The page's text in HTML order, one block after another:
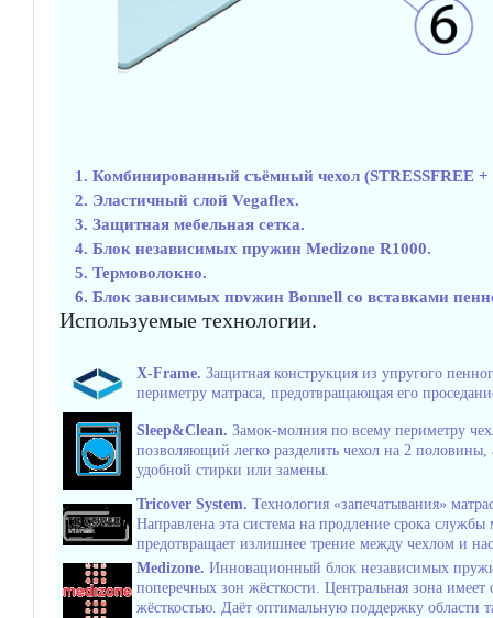
Комбинированный съёмный чехол (STRESSFREE +
Эластичный слой Vegaflex.
Защитная мебельная сетка.
Блок независимых пружин Medizone R1000.
Термоволокно.
Блок зависимых пружин Bonnell со вставками
Smartflex.
Используемые технологии.
X-Frame. Защитная конструкция из упругого
периметру матраса, предотвращающая его
Sleep&Clean. Замок-молния по всему периметру
позволяющий легко разделить чехол на 2 половины,
удобной стирки или замены.
Tricover System. Технология «запечатывания»
Направлена эта система на продление срока службы
предотвращает излишнее трение между чехлом и
Medizone. Инновационный блок независимых
поперечных зон жёсткости. Центральная зона
жёсткостью. Даёт оптимальную поддержку области